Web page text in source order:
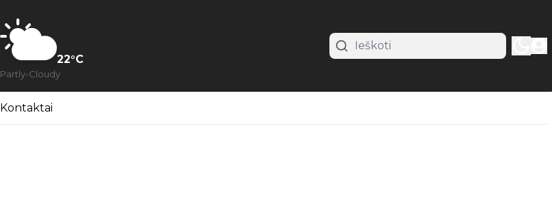
22°C
Partly-Cloudy
Kontaktai